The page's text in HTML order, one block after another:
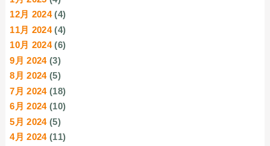
12月 2024(4)
11月 2024(4)
10月 2024(6)
9月 2024(3)
8月 2024(5)
7月 2024(18)
6月 2024(10)
5月 2024(5)
4月 2024(11)